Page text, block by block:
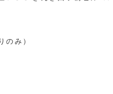
み）